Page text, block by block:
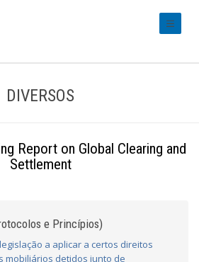
DIVERSOS
Report on Global Clearing and
Settlement
e Princípios)
a aplicar a certos direitos
mobiliários detidos junto de